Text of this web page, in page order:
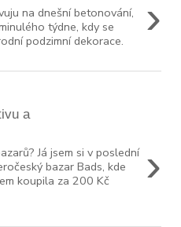
›
na dnešní betonování,
týdne, kdy se
podzimní dekorace.
a
›
Já jsem si v poslední
bazar Bads, kde
koupila za 200 Kč